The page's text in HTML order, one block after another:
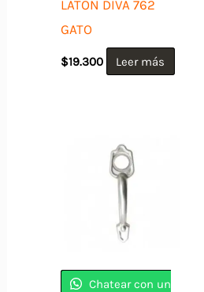
LATON DIVA 762
GATO
$19.300 Leer más
Chatear con un